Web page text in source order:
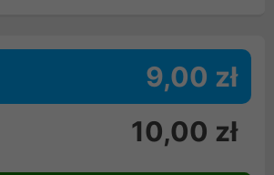
9,00 zł
10,00 zł